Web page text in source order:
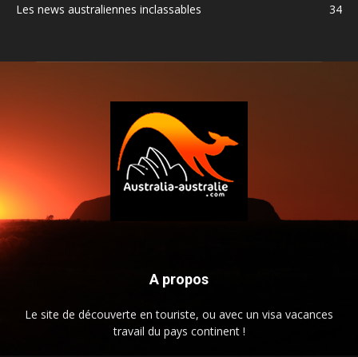
Les news australiennes inclassables
34
A propos
Le site de découverte en touriste, ou avec un visa vacances
travail du pays continent !